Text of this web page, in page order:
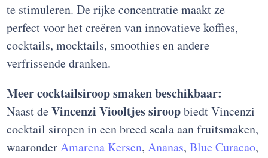
te stimuleren. De rijke concentratie maakt ze
perfect voor het creëren van innovatieve koffies,
cocktails, mocktails, smoothies en andere
verfrissende dranken.
Meer cocktailsiroop smaken beschikbaar:
Naast deVincenzi Viooltjes siroopbiedt Vincenzi
cocktail siropen in een breed scala aan fruitsmaken,
waaronderAmarena Kersen,Ananas,Blue Curacao,